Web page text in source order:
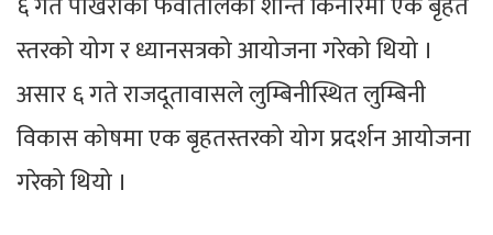
स्तरको योग र ध्यानसत्रको आयोजना गरेको थियो ।
असार ६ गते राजदूतावासले लुम्बिनीस्थित लुम्बिनी
विकास कोषमा एक बृहतस्तरको योग प्रदर्शन आयोजना
गरेको थियो ।